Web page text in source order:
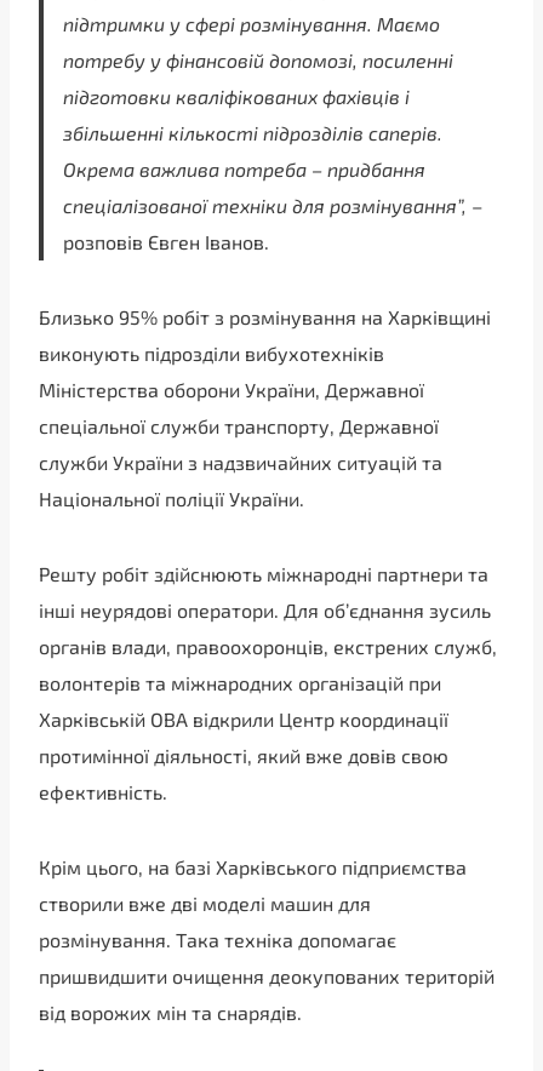
підтримки у сфері розмінування. Маємо
потребу у фінансовій допомозі, посиленні
підготовки кваліфікованих фахівців і
збільшенні кількості підрозділів саперів.
Окрема важлива потреба – придбання
спеціалізованої техніки для розмінування”, –
розповів Євген Іванов.
Близько 95% робіт з розмінування на Харківщині
виконують підрозділи вибухотехніків
Міністерства оборони України, Державної
спеціальної служби транспорту, Державної
служби України з надзвичайних ситуацій та
Національної поліції України.
Решту робіт здійснюють міжнародні партнери та
інші неурядові оператори. Для об’єднання зусиль
органів влади, правоохоронців, екстрених служб,
волонтерів та міжнародних організацій при
Харківській ОВА відкрили Центр координації
протимінної діяльності, який вже довів свою
ефективність.
Крім цього, на базі Харківського підприємства
створили вже дві моделі машин для
розмінування. Така техніка допомагає
пришвидшити очищення деокупованих територій
від ворожих мін та снарядів.